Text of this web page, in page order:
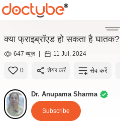
क्या फ्राइब्रॉएड हो सकता है घातक?
647 व्यूज़ | 11 Jul, 2024
0 शेयर करें सेव करें
Dr. Anupama Sharma
Subscribe